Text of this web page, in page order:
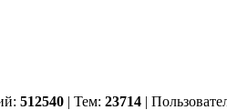
512540 | Тем: 23714 |